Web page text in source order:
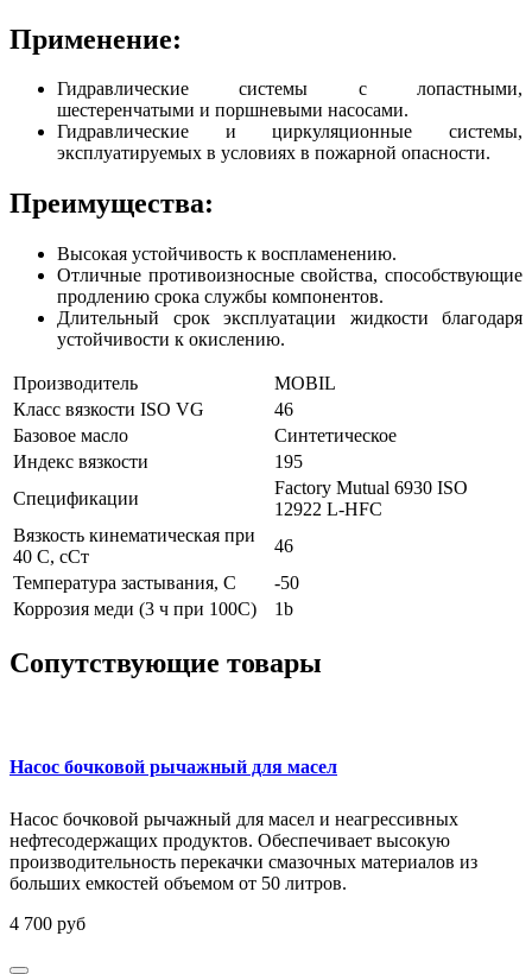
Применение:
Гидравлические системы с лопастными,
шестеренчатыми и поршневыми насосами.
Гидравлические и циркуляционные системы,
эксплуатируемых в условиях в пожарной опасности.
Преимущества:
Высокая устойчивость к воспламенению.
Отличные противоизносные свойства, способствующие
продлению срока службы компонентов.
Длительный срок эксплуатации жидкости благодаря
устойчивости к окислению.
Производитель
MOBIL
Класс вязкости ISO VG
46
Базовое масло
Синтетическое
Индекс вязкости
195
Спецификации
Factory Mutual 6930 ISO
12922 L-HFC
Вязкость кинематическая при
40 С, сСт
46
Температура застывания, С
-50
Коррозия меди (3 ч при 100С)
1b
Сопутствующие товары
Насос бочковой рычажный для масел
Насос бочковой рычажный для масел и неагрессивных
нефтесодержащих продуктов. Обеспечивает высокую
производительность перекачки смазочных материалов из
больших емкостей объемом от 50 литров.
4 700 руб